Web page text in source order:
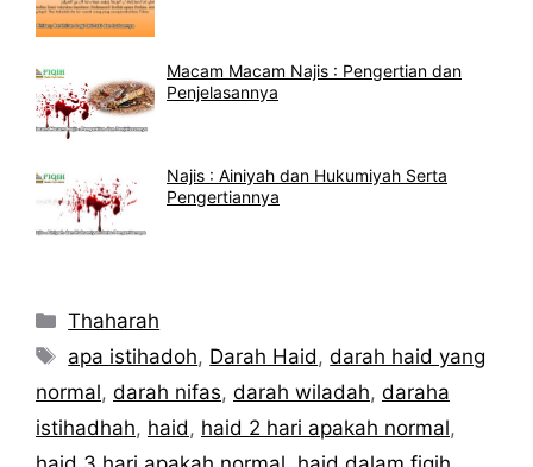
Macam Macam Najis : Pengertian dan
Penjelasannya
Najis : Ainiyah dan Hukumiyah Serta
Pengertiannya
Kategori
Thaharah
Tag
apa istihadoh, Darah Haid,darah haid yang
normal, darah nifas, darah wiladah, daraha
istihadhah, haid, haid 2 hari apakah normal,